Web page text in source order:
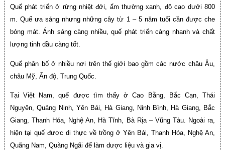
Quế phát triển ở rừng nhiệt đới, ẩm thường xanh, độ cao dưới 800
m. Quế ưa sáng nhưng những cây từ 1 – 5 năm tuổi cần được che
bóng mát. Ánh sáng càng nhiều, quế phát triển càng nhanh và chất
lượng tinh dầu càng tốt.
Quế phân bố ở nhiều nơi trên thế giới bao gồm các nước châu Âu,
châu Mỹ, Ấn độ, Trung Quốc.
Tại Việt Nam, quế được tìm thấy ở Cao Bằng, Bắc Cạn, Thái
Nguyên, Quảng Ninh, Yên Bái, Hà Giang, Ninh Bình, Hà Giang, Bắc
Giang, Thanh Hóa, Nghệ An, Hà Tĩnh, Bà Rịa – Vũng Tàu. Ngoài ra,
hiện tại quế được di thực về trồng ở Yên Bái, Thanh Hóa, Nghệ An,
Quãng Nam, Quãng Ngãi để làm dược liệu và gia vị.